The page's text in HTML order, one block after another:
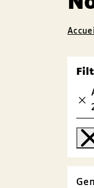
Accueil